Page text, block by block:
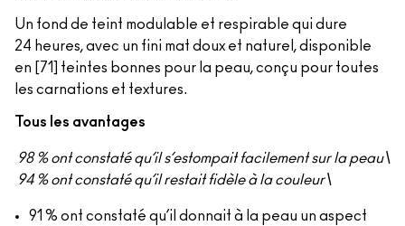
Un fond de teint modulable et respirable qui dure
24 heures, avec un fini mat doux et naturel, disponible
en [71] teintes bonnes pour la peau, conçu pour toutes
les carnations et textures.
Tous les avantages
98 % ont constaté qu’il s’estompait facilement sur la peau\
94 % ont constaté qu’il restait fidèle à la couleur\
91 % ont constaté qu’il donnait à la peau un aspect